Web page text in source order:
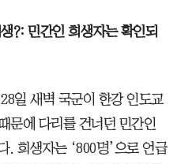
?: 민간인 희생자는 확인되
일 새벽 국군이 한강 인도교
문에 다리를 건너던 민간인
. 희생자는 ‘800명’으로 언급